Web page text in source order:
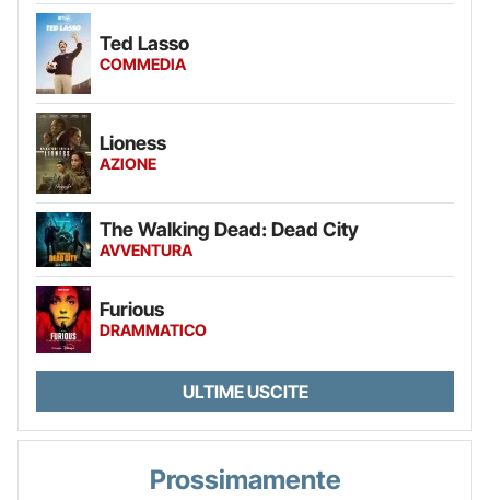
Ted Lasso
COMMEDIA
Lioness
AZIONE
The Walking Dead: Dead City
AVVENTURA
Furious
DRAMMATICO
ULTIME USCITE
Prossimamente